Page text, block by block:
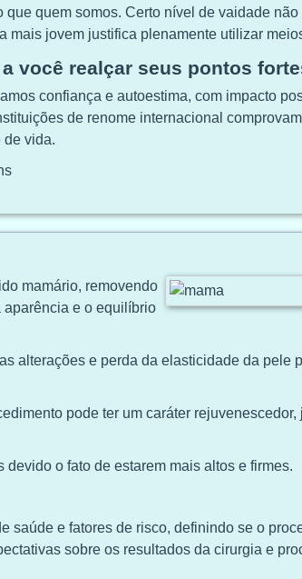
quem somos. Certo nível de vaidade não
mais jovem justifica plenamente utilizar
você realçar seus pontos
confiança e autoestima, com impacto
de renome internacional
de vida.
mamário, removendo
aparência e o equilíbrio
alterações e perda da elasticidade da pele
pode ter um caráter rejuvenescedor,
o fato de estarem mais altos e firmes.
saúde e fatores de risco, definindo se o
sobre os resultados da cirurgia e